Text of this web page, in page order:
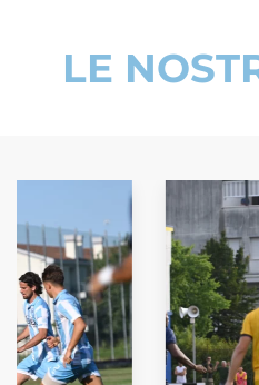
LE